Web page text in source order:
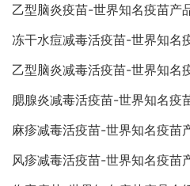
乙型脑炎疫苗-世界知名疫苗产
冻干水痘减毒活疫苗-世界知名
乙型脑炎减毒活疫苗-世界知名
腮腺炎减毒活疫苗-世界知名疫
麻疹减毒活疫苗-世界知名疫苗
风疹减毒活疫苗-世界知名疫苗